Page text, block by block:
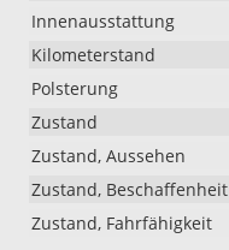
Innenausstattung
Kilometerstand
Polsterung
Zustand
Zustand, Aussehen
Zustand, Beschaffenheit
Zustand, Fahrfähigkeit